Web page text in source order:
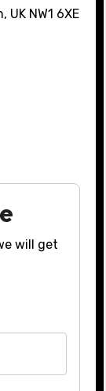
NW1 6XE
will get